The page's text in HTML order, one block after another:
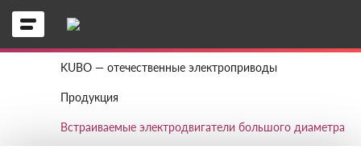
KUBO — отечественные электроприводы
Продукция
Встраиваемые электродвигатели большого диаметра